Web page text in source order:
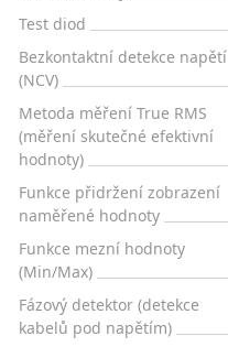
Test diod
Bezkontaktní detekce napětí
(NCV)
Metoda měření True RMS
(měření skutečné efektivní
hodnoty)
Funkce přidržení zobrazení
naměřené hodnoty
Funkce mezní hodnoty
(Min/Max)
Fázový detektor (detekce
kabelů pod napětím)